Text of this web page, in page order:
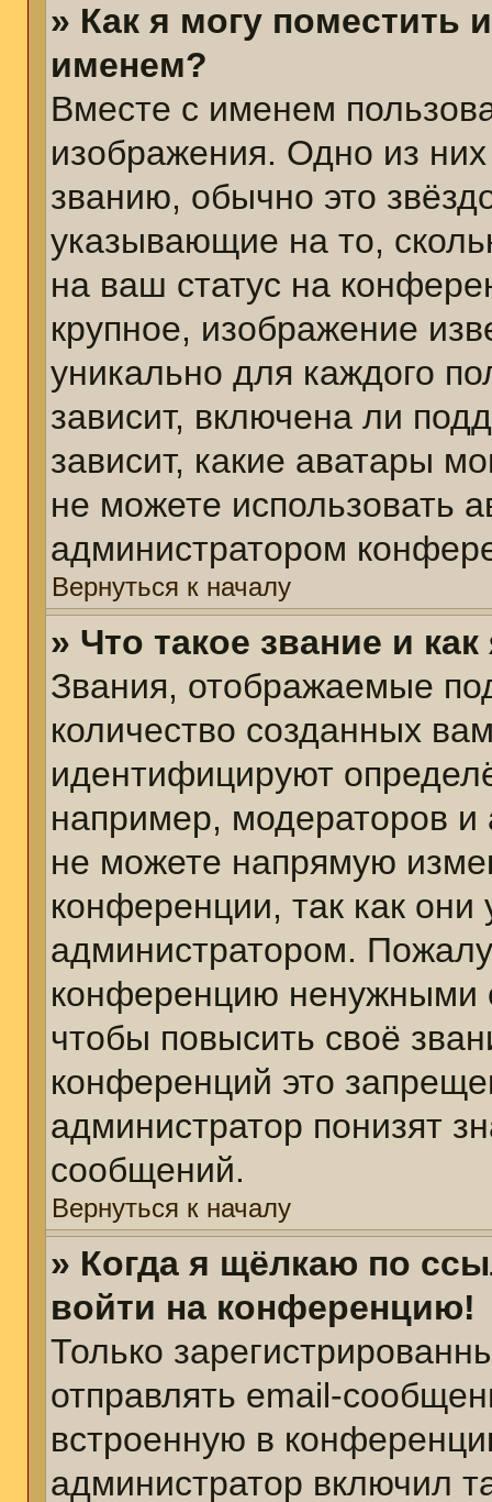
» Как я могу поместить
именем?
Вместе с именем
изображения. Одно из
званию, обычно это
указывающие на то,
на ваш статус на
крупное, изображение
уникально для каждого
зависит, включена ли
зависит, какие аватары
не можете использовать
администратором
Вернуться к началу
» Что такое звание и
Звания, отображаемые
количество созданных
идентифицируют
например, модераторов
не можете напрямую
конференции, так как они
администратором.
конференцию ненужными
чтобы повысить своё
конференций это
администратор понизят
сообщений.
Вернуться к началу
» Когда я щёлкаю по
войти на конференцию!
Только
отправлять email-
встроенную в
администратор включил